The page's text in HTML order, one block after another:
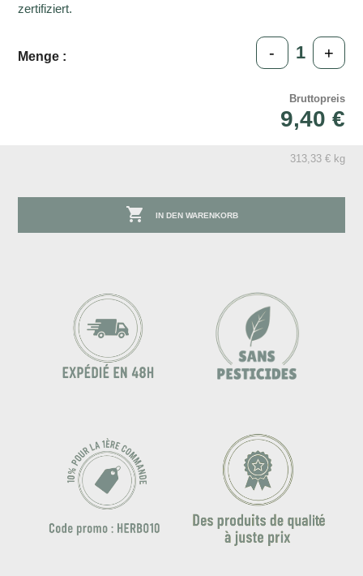
zertifiziert.
Menge : - +
Bruttopreis
9,40 €
313,33 € kg
 IN DEN WARENKORB